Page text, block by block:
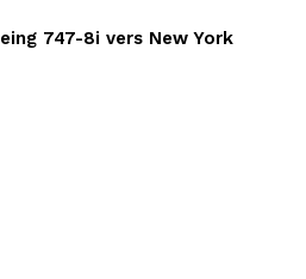
747-8i vers New York